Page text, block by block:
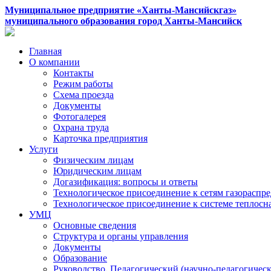
Муниципальное предприятие «Ханты-Мансийскгаз»
муниципального образования город Ханты-Мансийск
Главная
О компании
Контакты
Режим работы
Схема проезда
Документы
Фотогалерея
Охрана труда
Карточка предприятия
Услуги
Физическим лицам
Юридическим лицам
Догазификация: вопросы и ответы
Технологическое присоединение к сетям
Технологическое присоединение к системе
УМЦ
Основные сведения
Структура и органы управления
Документы
Образование
Руководство. Педагогический (научно-